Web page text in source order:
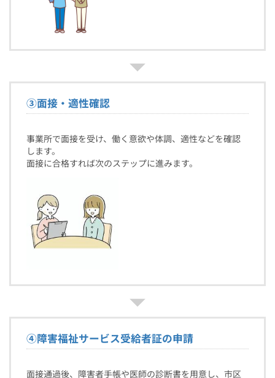
③面接・適性確認
事業所で面接を受け、働く意欲や体調、適性などを確認
します。
面接に合格すれば次のステップに進みます。
④障害福祉サービス受給者証の申請
面接通過後、障害者手帳や医師の診断書を用意し、市区